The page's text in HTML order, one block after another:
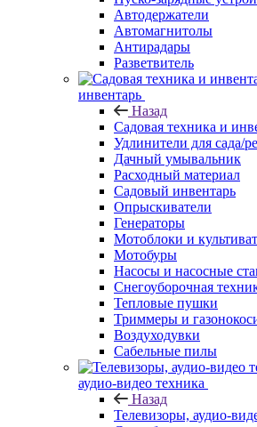
Автодержатели
Автомагнитолы
Антирадары
Разветвитель
инвентарь
Назад
Садовая техника и
Удлинители для сада/
Дачный умывальник
Расходный материал
Садовый инвентарь
Опрыскиватели
Генераторы
Мотоблоки и
Мотобуры
Насосы и насосные
Снегоуборочная
Тепловые пушки
Триммеры и
Воздуходувки
Сабельные пилы
аудио-видео техника
Назад
Телевизоры, аудио-